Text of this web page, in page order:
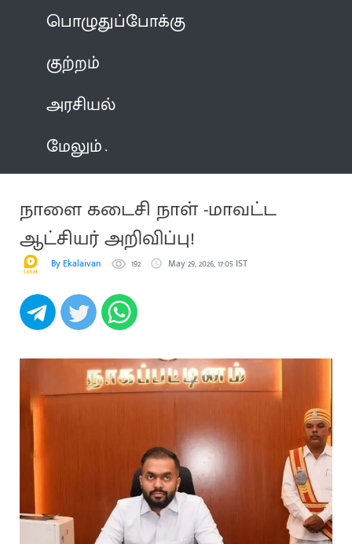
பொழுதுப்போக்கு
குற்றம்
அரசியல்
மேலும்
நாளை கடைசி நாள் -மாவட்ட
ஆட்சியர் அறிவிப்பு!
By Ekalaivan 192 May 29, 2026, 17:05 IST